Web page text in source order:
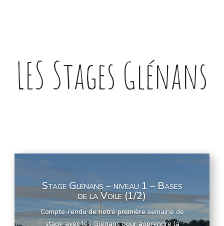
LES Stages Glénans
Stage Glénans – niveau 1 – Bases
de la Voile (1/2)
Compte-rendu de notre première semaine de
stage avec les Glénans pour apprendre la